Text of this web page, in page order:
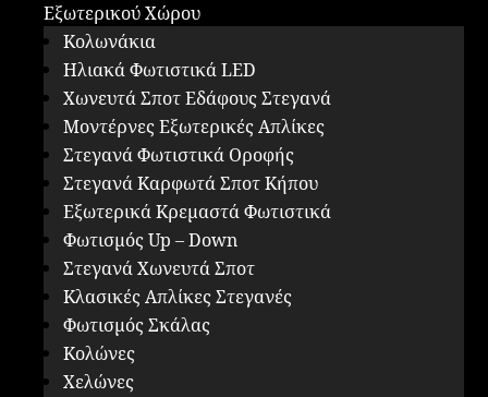
Εξωτερικού Χώρου
Κολωνάκια
Ηλιακά Φωτιστικά LED
Χωνευτά Σποτ Εδάφους Στεγανά
Μοντέρνες Εξωτερικές Απλίκες
Στεγανά Φωτιστικά Οροφής
Στεγανά Καρφωτά Σποτ Κήπου
Εξωτερικά Κρεμαστά Φωτιστικά
Φωτισμός Up – Down
Στεγανά Χωνευτά Σποτ
Κλασικές Απλίκες Στεγανές
Φωτισμός Σκάλας
Κολώνες
Χελώνες